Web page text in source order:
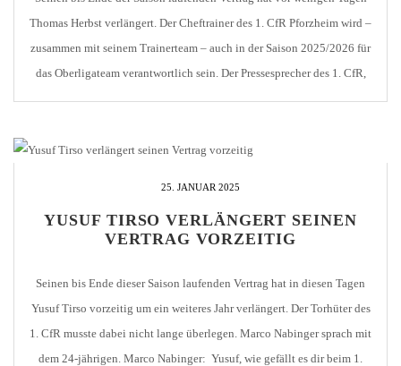
Thomas Herbst verlängert. Der Cheftrainer des 1. CfR Pforzheim wird –
zusammen mit seinem Trainerteam – auch in der Saison 2025/2026 für
das Oberligateam verantwortlich sein. Der Pressesprecher des 1. CfR,
25. JANUAR 2025
YUSUF TIRSO VERLÄNGERT SEINEN
VERTRAG VORZEITIG
Seinen bis Ende dieser Saison laufenden Vertrag hat in diesen Tagen
Yusuf Tirso vorzeitig um ein weiteres Jahr verlängert. Der Torhüter des
1. CfR musste dabei nicht lange überlegen. Marco Nabinger sprach mit
dem 24-jährigen. Marco Nabinger: Yusuf, wie gefällt es dir beim 1.